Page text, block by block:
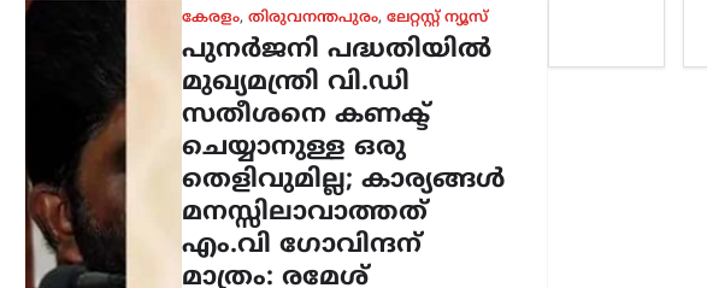
ആഭ്യന്തരമന്ത്രി രമേശ് ചെന്നിത്തല.
പിണറായി വിജയൻ
മുഖ്യമന്ത്രിയായിരുന്ന കാലത്താണ്…
എറണാകുളം,കേരളം
മുത്തങ്ങ
വധശ്രമക്കേസ്:
കീഴ്‌ക്കോടതി വിധിയിൽ
പിഴവുണ്ടെന്ന്
ഹൈക്കോടതി;